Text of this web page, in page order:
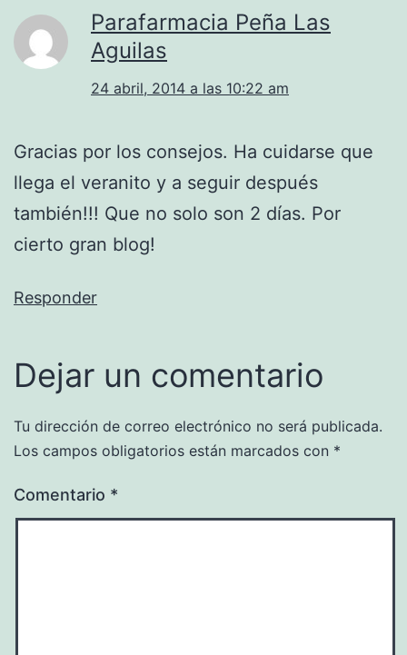
Parafarmacia Peña Las
Aguilas
24 abril, 2014 a las 10:22 am
Gracias por los consejos. Ha cuidarse que
llega el veranito y a seguir después
también!!! Que no solo son 2 días. Por
cierto gran blog!
Responder
Dejar un comentario
Tu dirección de correo electrónico no será publicada.
Los campos obligatorios están marcados con *
Comentario *